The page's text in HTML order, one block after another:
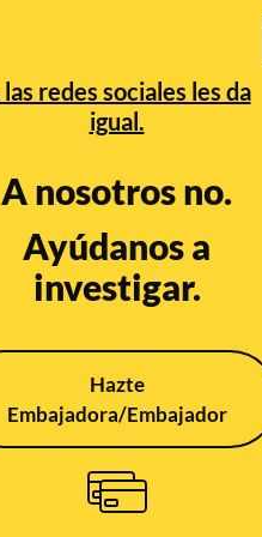
redes sociales les da
igual.
A nosotros no.
Ayúdanos a
investigar.
Hazte
Embajadora/Embajador
menor de 15 años no
por un ex-mena
Mossos
que no es un